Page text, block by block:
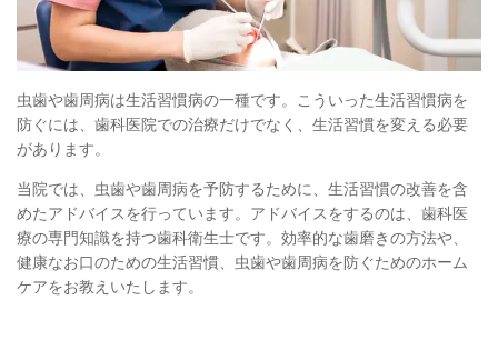
虫歯や歯周病は生活習慣病の一種です。こういった生活習慣病を
防ぐには、歯科医院での治療だけでなく、生活習慣を変える必要
があります。
当院では、虫歯や歯周病を予防するために、生活習慣の改善を含
めたアドバイスを行っています。アドバイスをするのは、歯科医
療の専門知識を持つ歯科衛生士です。効率的な歯磨きの方法や、
健康なお口のための生活習慣、虫歯や歯周病を防ぐためのホーム
ケアをお教えいたします。